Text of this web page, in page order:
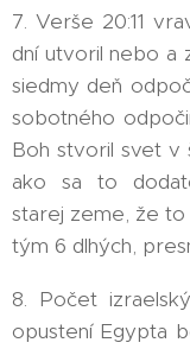
7. Verše 20:11
dní utvoril nebo a
siedmy deň
sobotného
Boh stvoril svet v
ako sa to
starej zeme, že to
tým 6 dlhých,
8. Počet
opustení Egypta